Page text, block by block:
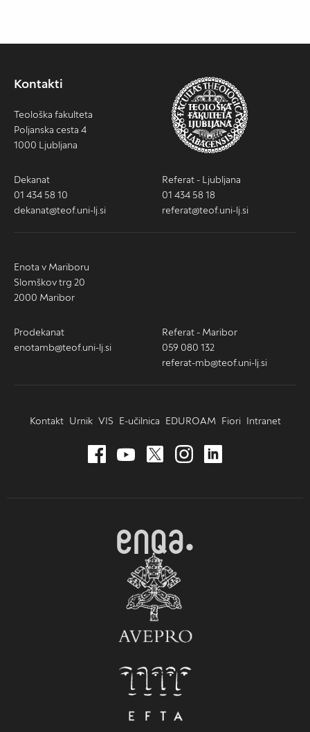
Kontakti
Teološka fakulteta
Poljanska cesta 4
1000 Ljubljana
Dekanat
01 434 58 10
dekanat@teof.uni-lj.si
Referat - Ljubljana
01 434 58 18
referat@teof.uni-lj.si
Enota v Mariboru
Slomškov trg 20
2000 Maribor
Prodekanat
enotamb@teof.uni-lj.si
Referat - Maribor
059 080 132
referat-mb@teof.uni-lj.si
Kontakt Urnik VIS E-učilnica EDUROAM Fiori Intranet